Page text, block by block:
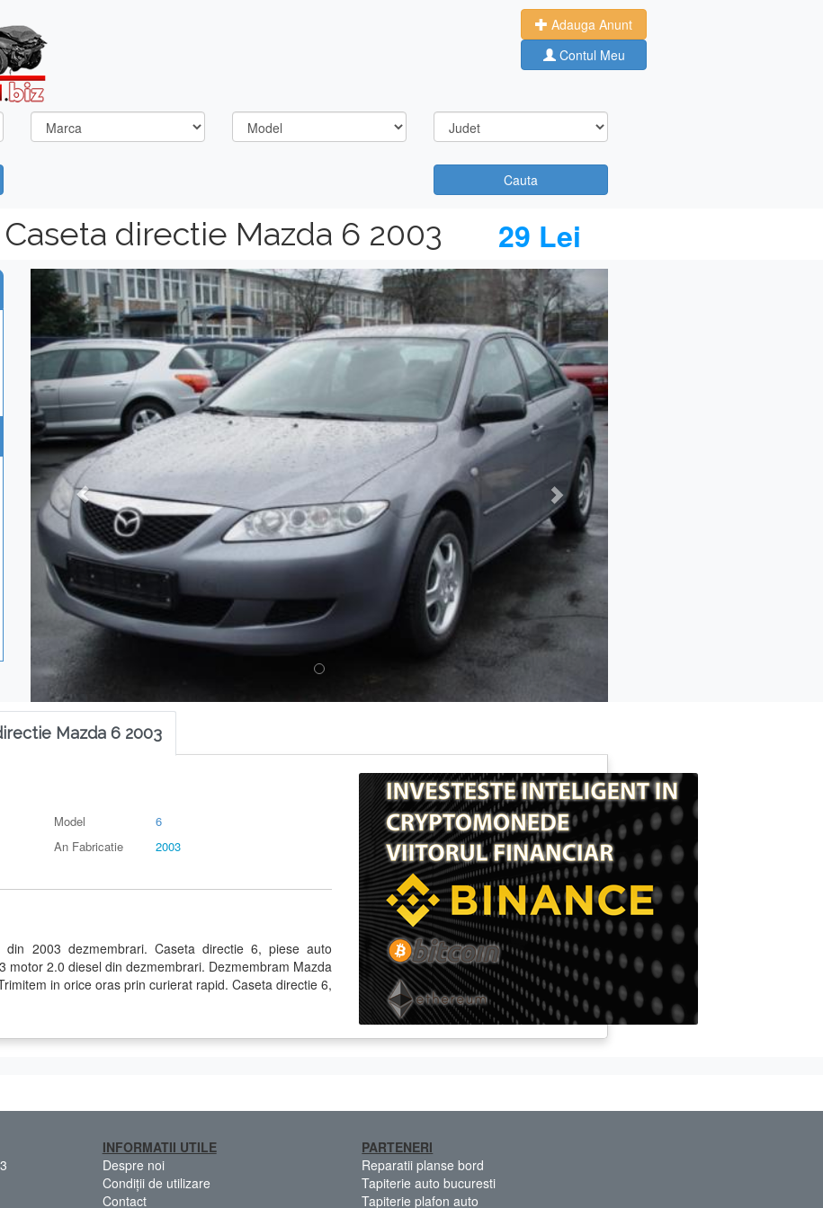
Adauga Anunt
Contul Meu
Cauta
directie Mazda 6 2003 29 Lei
Previous Next
Mazda 6 2003
Model
6
An Fabricatie 2003
2003 dezmembrari. Caseta directie 6, piese auto
motor 2.0 diesel din dezmembrari. Dezmembram Mazda
in orice oras prin curierat rapid. Caseta directie 6,
INFORMATII UTILE
Despre noi
Condiții de utilizare
Contact
PARTENERI
Reparatii planse bord
Tapiterie auto bucuresti
Tapiterie plafon auto